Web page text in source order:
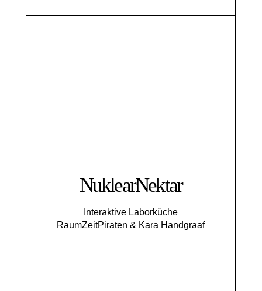
NuklearNektar
Interaktive Laborküche
RaumZeitPiraten & Kara Handgraaf